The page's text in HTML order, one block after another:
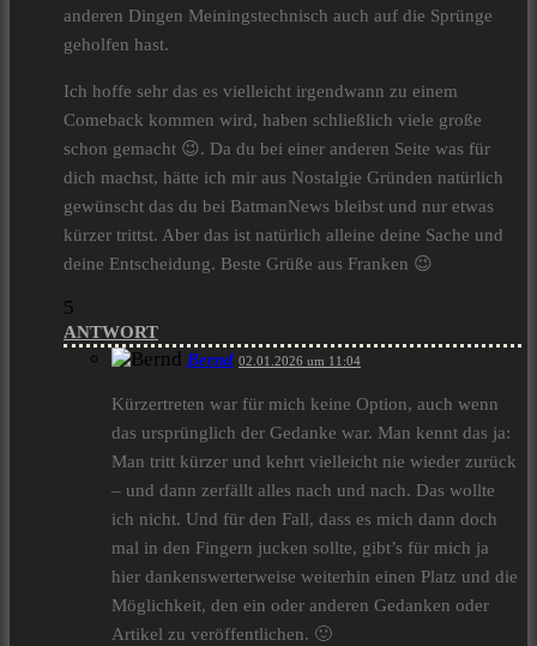
anderen Dingen Meiningstechnisch auch auf die Sprünge
geholfen hast.
Ich hoffe sehr das es vielleicht irgendwann zu einem
Comeback kommen wird, haben schließlich viele große
schon gemacht 😉. Da du bei einer anderen Seite was für
dich machst, hätte ich mir aus Nostalgie Gründen natürlich
gewünscht das du bei BatmanNews bleibst und nur etwas
kürzer trittst. Aber das ist natürlich alleine deine Sache und
deine Entscheidung. Beste Grüße aus Franken 😉
5
ANTWORT
Bernd 02.01.2026 um 11:04
Kürzertreten war für mich keine Option, auch wenn
das ursprünglich der Gedanke war. Man kennt das ja:
Man tritt kürzer und kehrt vielleicht nie wieder zurück
– und dann zerfällt alles nach und nach. Das wollte
ich nicht. Und für den Fall, dass es mich dann doch
mal in den Fingern jucken sollte, gibt’s für mich ja
hier dankenswerterweise weiterhin einen Platz und die
Möglichkeit, den ein oder anderen Gedanken oder
Artikel zu veröffentlichen. 🙂